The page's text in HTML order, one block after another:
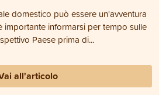
domestico può essere un'avventura
importante informarsi per tempo sulle
Paese prima di...
all'articolo